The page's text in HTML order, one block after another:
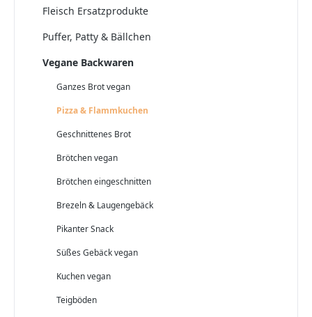
Fleisch Ersatzprodukte
Puffer, Patty & Bällchen
Vegane Backwaren
Ganzes Brot vegan
Pizza & Flammkuchen
Geschnittenes Brot
Brötchen vegan
Brötchen eingeschnitten
Brezeln & Laugengebäck
Pikanter Snack
Süßes Gebäck vegan
Kuchen vegan
Teigböden